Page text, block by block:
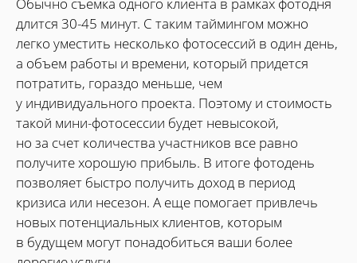
длится 30-45 минут. С таким таймингом можно
легко уместить несколько фотосессий в один день,
а объем работы и времени, который придется
потратить, гораздо меньше, чем
у индивидуального проекта. Поэтому и стоимость
такой мини-фотосессии будет невысокой,
но за счет количества участников все равно
получите хорошую прибыль. В итоге фотодень
позволяет быстро получить доход в период
кризиса или несезон. А еще помогает привлечь
новых потенциальных клиентов, которым
в будущем могут понадобиться ваши более